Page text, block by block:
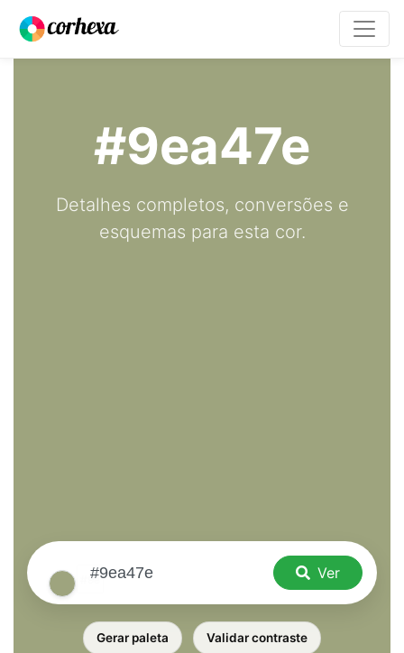
#9ea47e
Detalhes completos, conversões e
esquemas para esta cor.
Ver
Gerar paleta Validar contraste